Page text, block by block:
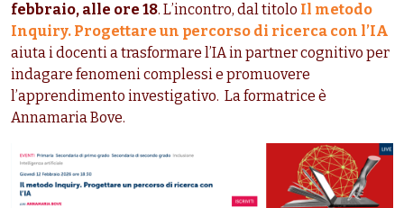
febbraio, alle ore 18. L’incontro, dal titolo Il metodo
Inquiry. Progettare un percorso di ricerca con l’IA
aiuta i docenti a trasformare l’IA in partner cognitivo per
indagare fenomeni complessi e promuovere
l’apprendimento investigativo. La formatrice è
Annamaria Bove.